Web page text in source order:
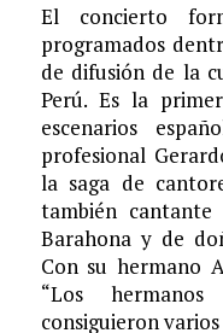
El concierto
programados
de difusión de la
Perú. Es la
escenarios
profesional
la saga de
también
Barahona y de
Con su hermano
“Los
consiguieron